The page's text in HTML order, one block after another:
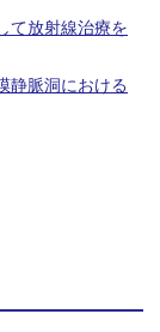
て放射線治療を
静脈洞における